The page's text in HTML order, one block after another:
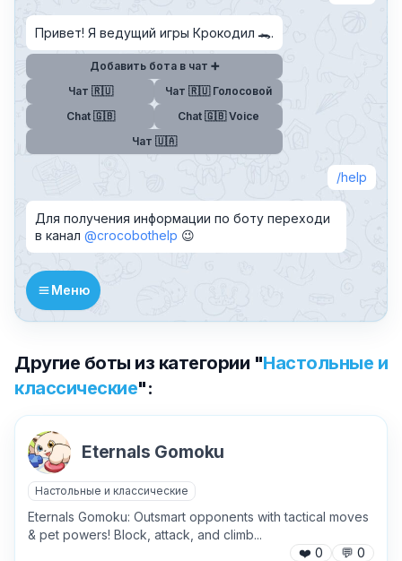
✕
Привет! Я ведущий игры Крокодил 🐊.
Добавить бота в чат ➕
Чат 🇷🇺
Чат 🇷🇺 Голосовой
Chat 🇬🇧
Chat 🇬🇧 Voice
Чат 🇺🇦
help
Для получения информации по боту переходи
в канал @crocobothelp 😉
Меню
Другие боты из категории "Настольные и
классические":
Eternals Gomoku
Настольные и классические
Eternals Gomoku: Outsmart opponents with tactical moves
& pet powers! Block, attack, and climb...
❤️ 0 💬 0